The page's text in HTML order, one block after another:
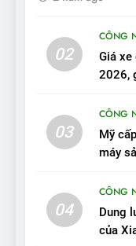
12
02
CÔNG
Giá
2026,
03
CÔNG
Mỹ
máy
04
CÔNG
Dung
của